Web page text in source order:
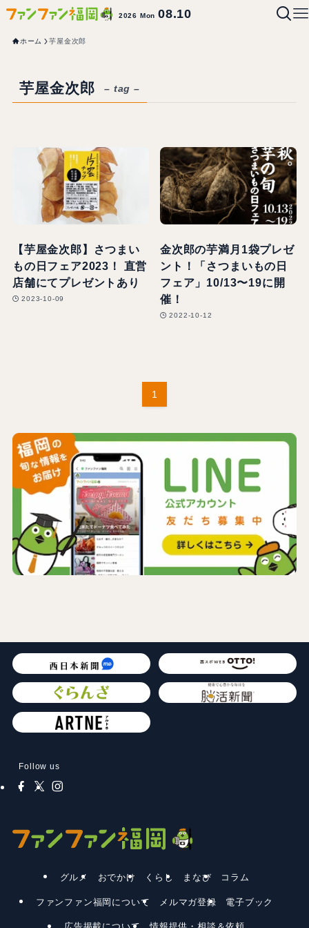
2026 Mon08.10
ホーム 芋屋金次郎
芋屋金次郎 – tag –
【芋屋金次郎】さつまい
もの日フェア2023！ 直営
店舗にてプレゼントあり
2023-10-09
金次郎の芋満月1袋プレゼ
ント！「さつまいもの日
フェア」10/13〜19に開
催！
2022-10-12
1
Follow us
グルメ おでかけ くらし まなび コラム
ファンファン福岡について メルマガ登録 電子ブック